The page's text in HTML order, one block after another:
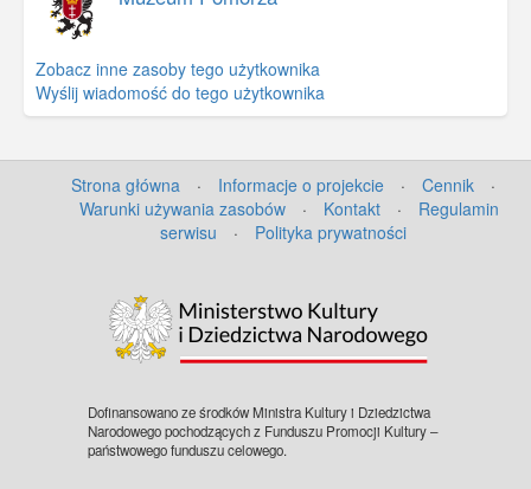
Zobacz inne zasoby tego użytkownika
Wyślij wiadomość do tego użytkownika
Strona główna · Informacje o projekcie · Cennik
·
Warunki używania zasobów
· Kontakt ·
Regulamin
serwisu
· Polityka prywatności
Dofinansowano ze środków Ministra Kultury i Dziedzictwa
Narodowego pochodzących z Funduszu Promocji Kultury –
państwowego funduszu celowego.